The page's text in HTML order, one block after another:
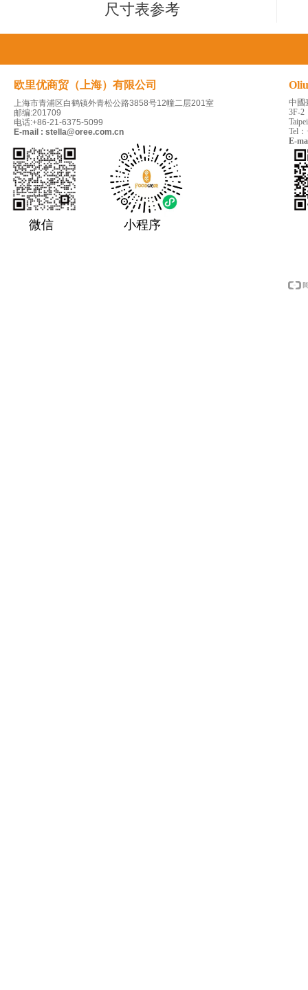
欧里优商贸（上海）有限公司
上海市青浦区白鹤镇外青松公路3858号12幢二层201室
邮编:201709
电话:+86-21-6375-5099
E-mail : stella@oree.com.cn
中國
3F-2
Tel
E-
微信 小程序
尺寸表参考